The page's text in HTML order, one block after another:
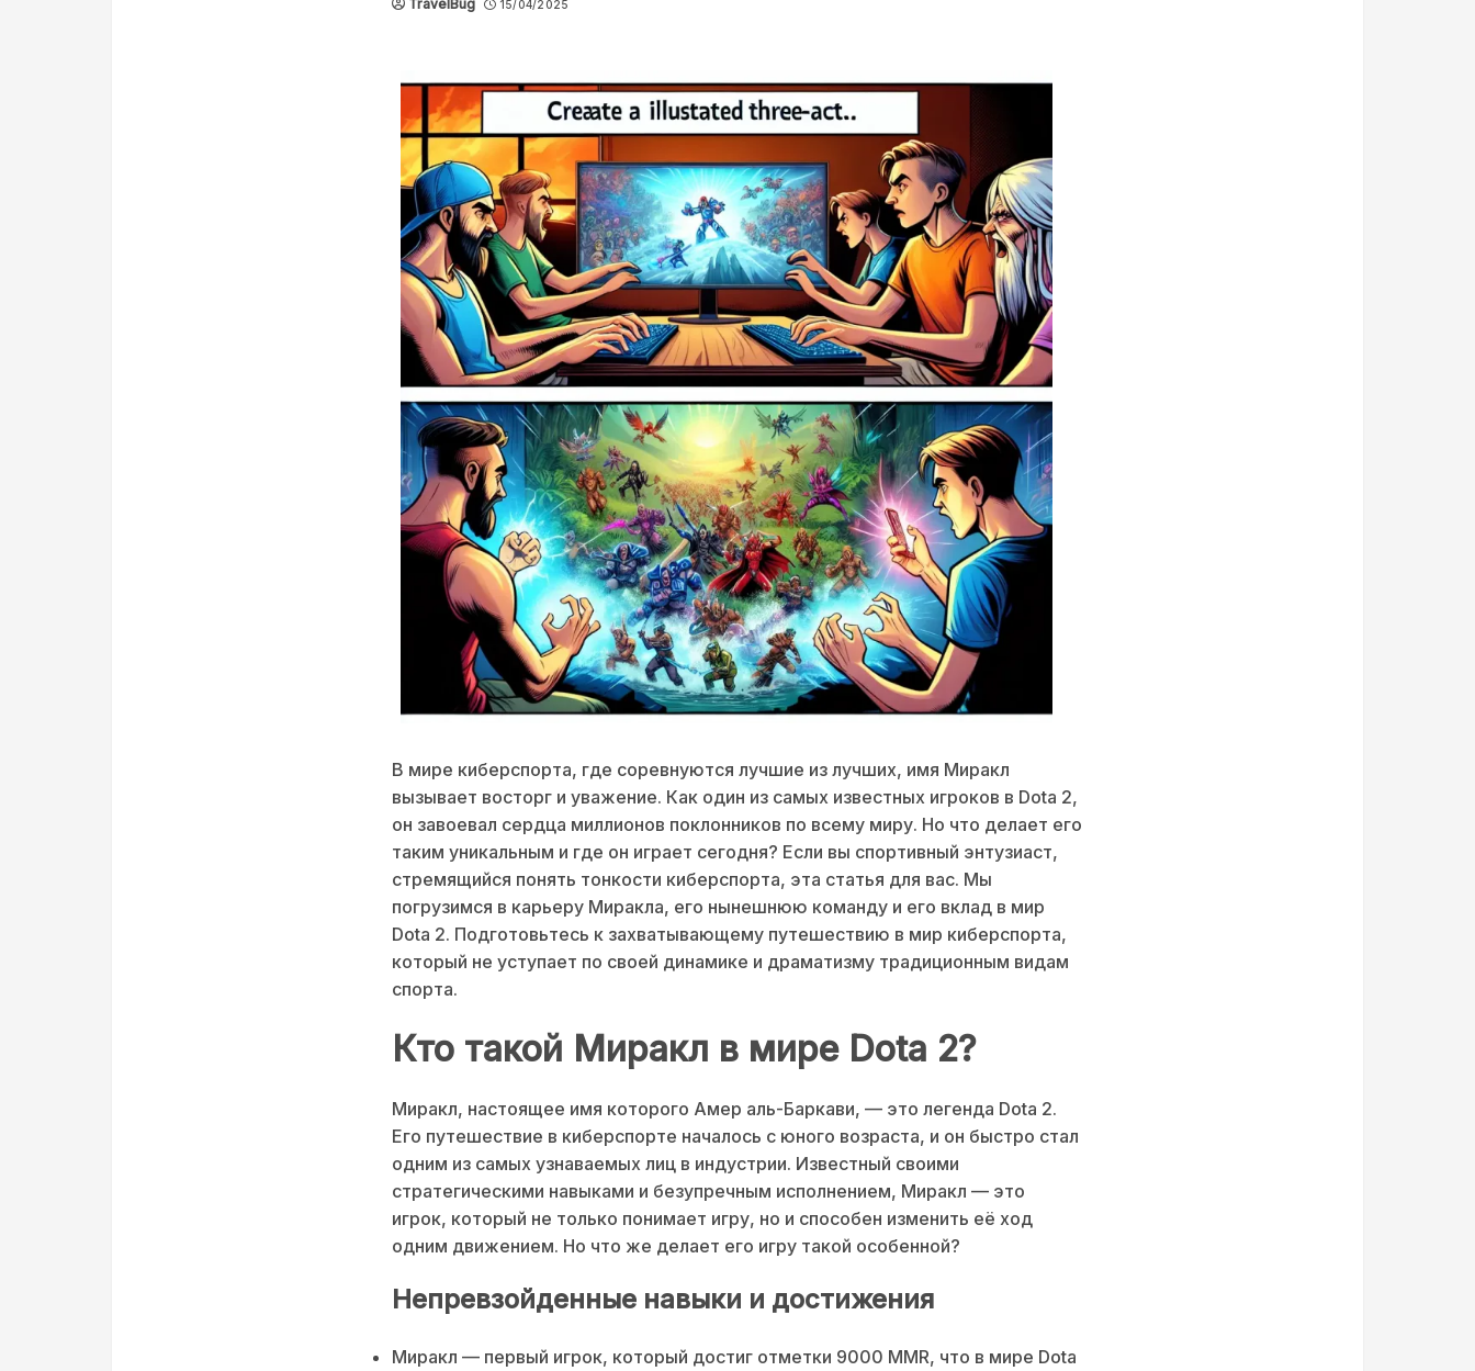
TravelBug 15/04/2025
В мире киберспорта, где соревнуются лучшие из лучших, имя Миракл
вызывает восторг и уважение. Как один из самых известных игроков в Dota 2,
он завоевал сердца миллионов поклонников по всему миру. Но что делает его
таким уникальным и где он играет сегодня? Если вы спортивный энтузиаст,
стремящийся понять тонкости киберспорта, эта статья для вас. Мы
погрузимся в карьеру Миракла, его нынешнюю команду и его вклад в мир
Dota 2. Подготовьтесь к захватывающему путешествию в мир киберспорта,
который не уступает по своей динамике и драматизму традиционным видам
спорта.
Кто такой Миракл в мире Dota 2?
Миракл, настоящее имя которого Амер аль-Баркави, — это легенда Dota 2.
Его путешествие в киберспорте началось с юного возраста, и он быстро стал
одним из самых узнаваемых лиц в индустрии. Известный своими
стратегическими навыками и безупречным исполнением, Миракл — это
игрок, который не только понимает игру, но и способен изменить её ход
одним движением. Но что же делает его игру такой особенной?
Непревзойденные навыки и достижения
Миракл — первый игрок, который достиг отметки 9000 MMR, что в мире Dota